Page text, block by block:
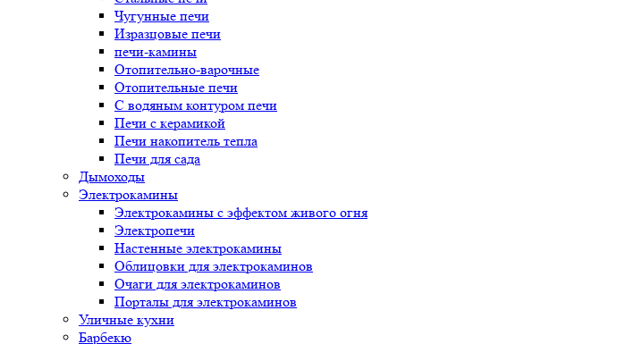
Чугунные печи
Изразцовые печи
печи-камины
Отопительно-варочные
Отопительные печи
С водяным контуром печи
Печи с керамикой
Печи накопитель тепла
Печи для сада
Дымоходы
Электрокамины
Электрокамины с эффектом живого огня
Электропечи
Настенные электрокамины
Облицовки для электрокаминов
Очаги для электрокаминов
Порталы для электрокаминов
Уличные кухни
Барбекю